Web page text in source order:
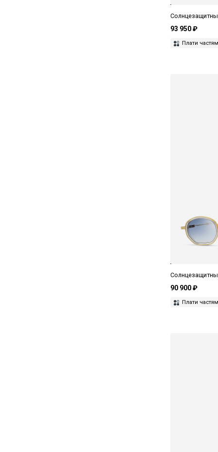
93 950 ₽
Плати
90 900 ₽
Плати